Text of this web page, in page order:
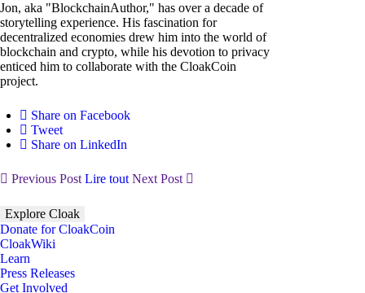
Jon, aka "BlockchainAuthor," has over a decade of
storytelling experience. His fascination for
decentralized economies drew him into the world of
blockchain and crypto, while his devotion to privacy
enticed him to collaborate with the CloakCoin
project.
Share on Facebook
Tweet
Share on LinkedIn
Previous Post Lire tout Next Post
Explore Cloak
Donate for CloakCoin
CloakWiki
Learn
Press Releases
Get Involved